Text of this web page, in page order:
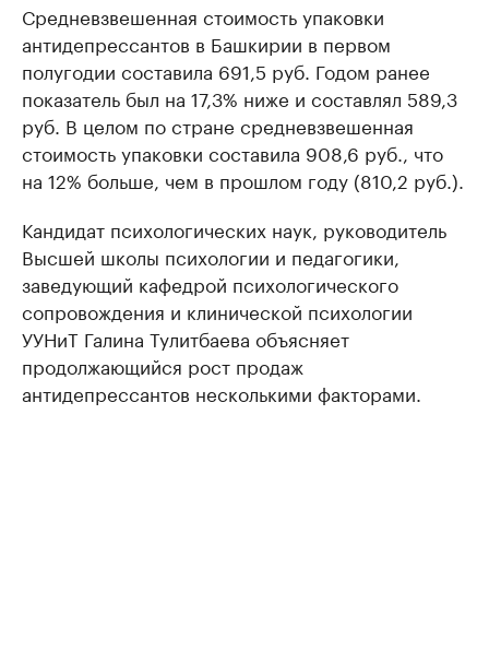
Средневзвешенная стоимость упаковки
антидепрессантов в Башкирии в первом
полугодии составила 691,5 руб. Годом ранее
показатель был на 17,3% ниже и составлял 589,3
руб. В целом по стране средневзвешенная
стоимость упаковки составила 908,6 руб., что
на 12% больше, чем в прошлом году (810,2 руб.).
Кандидат психологических наук, руководитель
Высшей школы психологии и педагогики,
заведующий кафедрой психологического
сопровождения и клинической психологии
УУНиТ Галина Тулитбаева объясняет
продолжающийся рост продаж
антидепрессантов несколькими факторами.